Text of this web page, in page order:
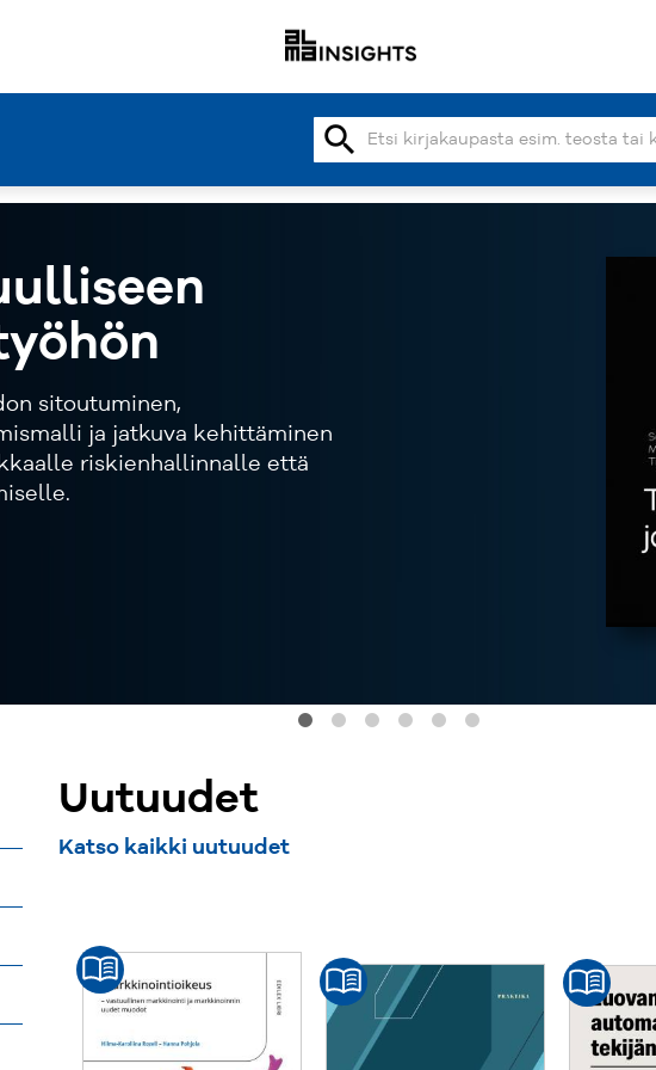
search
sitoutuminen,
ja jatkuva kehittäminen
riskienhallinnalle että
Uutuudet
Katso kaikki uutuudet